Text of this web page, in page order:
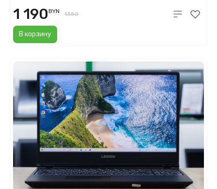
В корзину
1 190BYN 1350